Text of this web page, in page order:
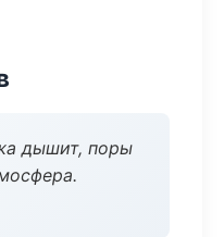
дышит, поры